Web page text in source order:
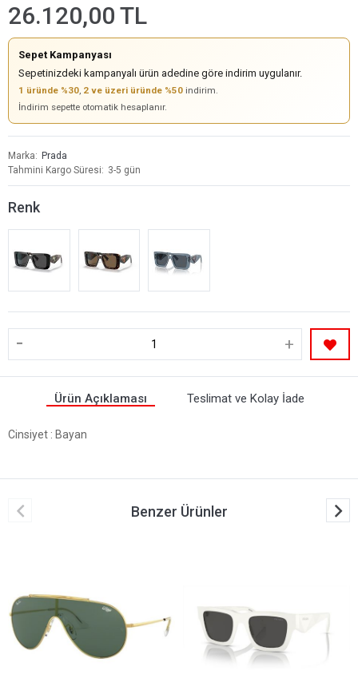
26.120,00 TL
Sepet Kampanyası
Sepetinizdeki kampanyalı ürün adedine göre indirim uygulanır.
1 üründe %30, 2 ve üzeri üründe %50 indirim.
İndirim sepette otomatik hesaplanır.
Marka
Prada
Tahmini Kargo Süresi
3-5 gün
Renk
- +
Ürün Açıklaması Teslimat ve Kolay İade
Cinsiyet : Bayan
Benzer Ürünler